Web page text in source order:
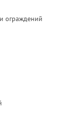
ограждений